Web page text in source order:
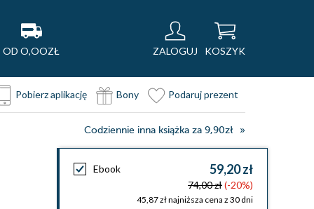
OD O,OOZŁ ZALOGUJ KOSZYK
Pobierz aplikację Bony Podaruj prezent
Codziennie inna książka za 9,90zł
Ebook 59,20 zł
74,00 zł(-20%)
45,87 zł najniższa cena z 30 dni